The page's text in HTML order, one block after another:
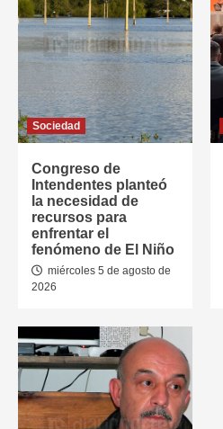
Sociedad
Congreso de
Intendentes planteó
la necesidad de
recursos para
enfrentar el
fenómeno de El Niño
miércoles 5 de agosto de
2026